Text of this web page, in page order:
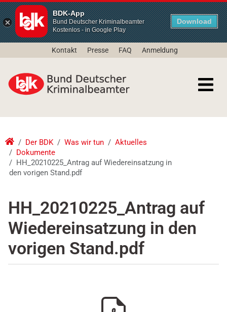
BDK-App
Bund Deutscher Kriminalbeamter
Kostenlos - in Google Play
Download
Kontakt Presse FAQ Anmeldung
Der BDK Was wir tun
Aktuelles
Dokumente
HH_20210225_Antrag auf Wiedereinsatzung in
den vorigen Stand.pdf
HH_20210225_Antrag auf
Wiedereinsatzung in den
vorigen Stand.pdf